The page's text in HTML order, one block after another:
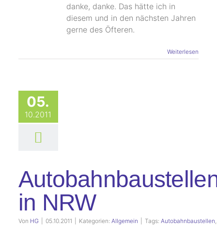
danke, danke. Das hätte ich in
diesem und in den nächsten Jahren
gerne des Öfteren.
Weiterlesen
05.
10.2011
in NRW
Von HG 05.10.2011 Kategorien: Allgemein Tags: Autobahnbaustellen,